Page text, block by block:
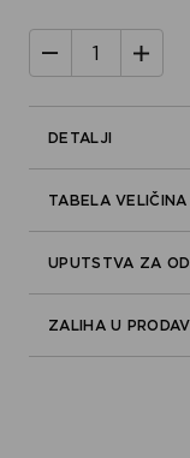
DETALJI
TABELA VELIČINA
UPUTSTVA ZA
ZALIHA U